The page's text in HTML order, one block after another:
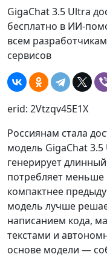
GigaChat 3.5 Ultra
бесплатно в ИИ-
всем
сервисов
erid: 2Vtzqv45E1X
Россиянам стала
модель GigaChat
генерирует
потребляет меньше
компактнее
модель лучше
написанием кода,
текстами и
основе модели —